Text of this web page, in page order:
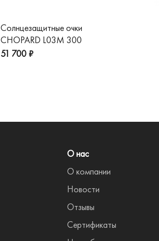
Солнцезащитные очки
CHOPARD L03M 300
51 700 ₽
О нас
О компании
Новости
Отзывы
Сертификаты